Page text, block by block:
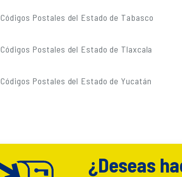
Códigos Postales del Estado de Tabasco
Códigos Postales del Estado de Tlaxcala
Códigos Postales del Estado de Yucatán
¿Deseas